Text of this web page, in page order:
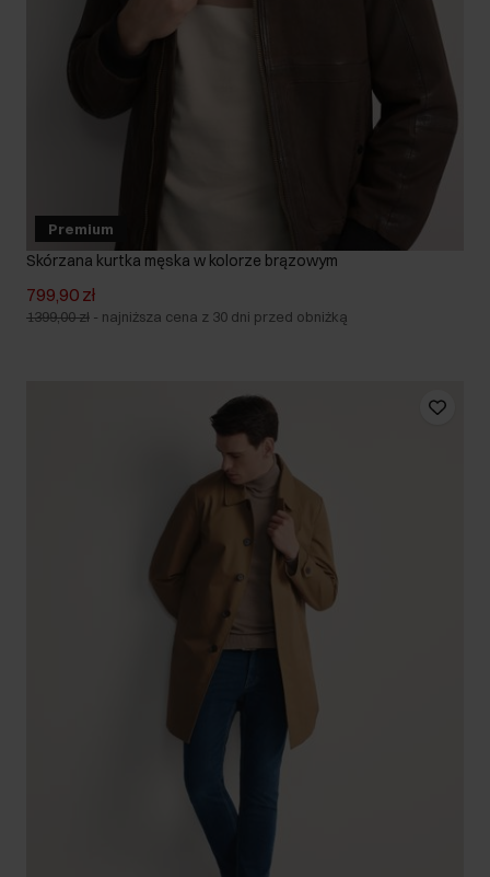
Premium
Skórzana kurtka męska w kolorze brązowym
799,90 zł
1399,00 zł - najniższa cena z 30 dni przed obniżką